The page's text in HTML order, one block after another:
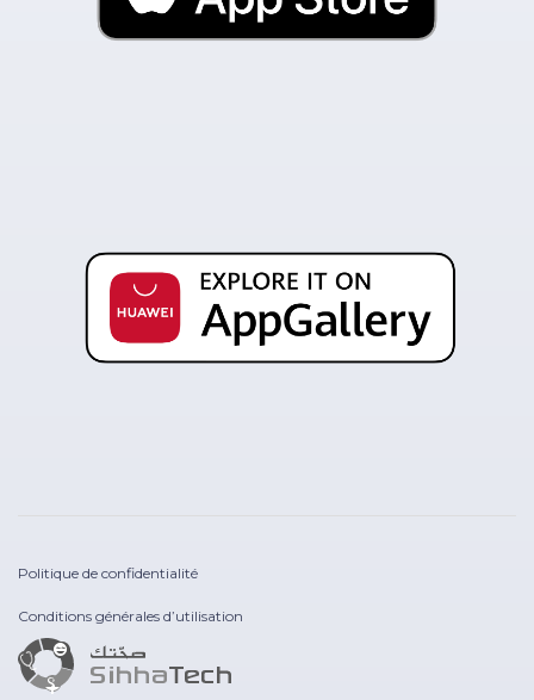
Politique de confidentialité
Conditions générales d’utilisation